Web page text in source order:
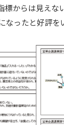
標からは見えな
なったと好評を